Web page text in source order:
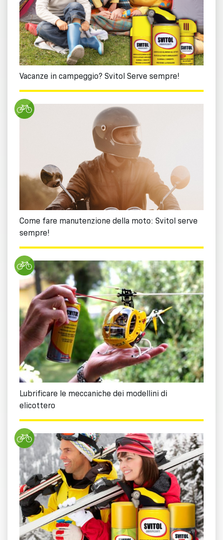
Vacanze in campeggio? Svitol Serve sempre!
Come fare manutenzione della moto: Svitol serve
sempre!
Lubrificare le meccaniche dei modellini di
elicottero